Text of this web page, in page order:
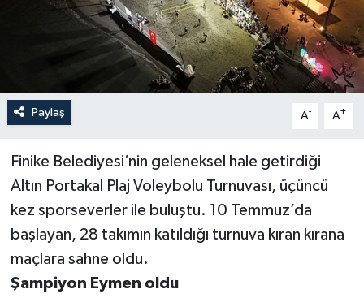
Paylaş A- A+
Finike Belediyesi’nin geleneksel hale getirdiği
Altın Portakal Plaj Voleybolu Turnuvası, üçüncü
kez sporseverler ile buluştu. 10 Temmuz’da
başlayan, 28 takımın katıldığı turnuva kıran kırana
maçlara sahne oldu.
Şampiyon Eymen oldu
Magazin
Sağlık
Sosyal medya
Spor
Teknoloji